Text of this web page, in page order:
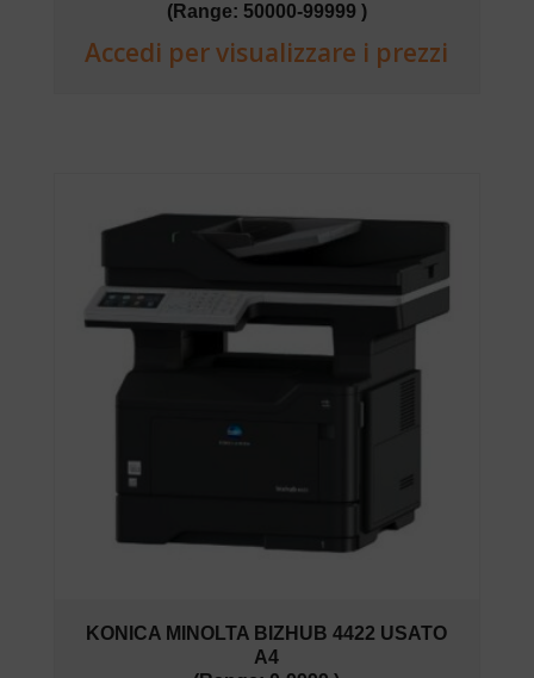
(Range: 50000-99999 )
Accedi per visualizzare i prezzi
KONICA MINOLTA BIZHUB 4422 USATO
A4